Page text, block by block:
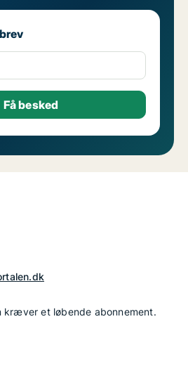
kræver et løbende abonnement.